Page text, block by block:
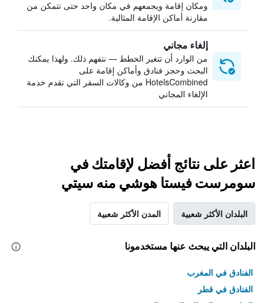
ومكان إقامة ويجمعهم في مكان واحد حتى تتمكن من
مقارنة أماكن الإقامة المثالية.
إلغاء مجاني
من الوارد أن تتغير الخطط — نتفهم ذلك. ولهذا يمكنك
البحث وحجز فنادق وأماكن إقامة على
HotelsCombined من وكالات السفر التي تقدم خدمة
الإلغاء المجاني
اعثر على نتائج أفضل لإقامتك في
سومرست فيستا هوشي منه سيتي
البلدان الأكثر شعبية المدن الأكثر شعبية
البلدان التي يبحث عنها مستخدمونا
الفنادق في المغرب
الفنادق في قطر